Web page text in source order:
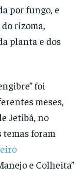
por fungo, e
rizoma,
planta e dos
foi
meses,
Jetibá, no
temas foram
e Colheita”